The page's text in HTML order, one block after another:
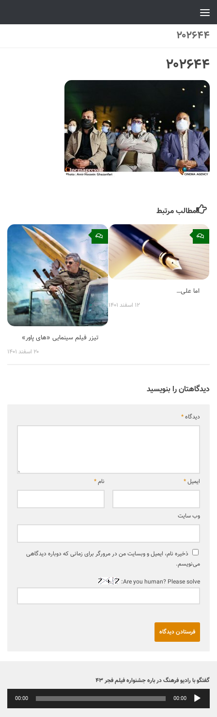
۲۰۲۶۴۴
۲۰۲۶۴۴
مطالب مرتبط
۰
تیزر فیلم سینمایی «های پاور»
۲۰ اسفند ۱۴۰۱
۰
اما علی…
۱۲ اسفند ۱۴۰۱
دیدگاهتان را بنویسید
دیدگاه*
نام* ایمیل*
وب‌ سایت
ذخیره نام، ایمیل و وبسایت من در مرورگر برای زمانی که دوباره دیدگاهی
می‌نویسم.
Are you human? Please solve:
گفتگو با رادیو فرهنگ در باره جشنواره فیلم فجر ۴۳
پخش‌کننده
صوت
00:00
00:00